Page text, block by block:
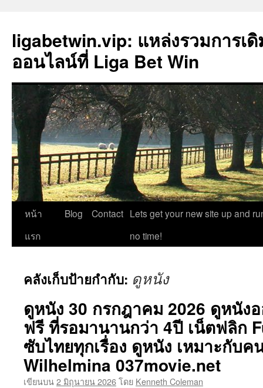
ligabetwin.vip: แหล่งรวมการเ
ออนไลน์ที่ Liga Bet Win
ข้าม
ไป
เนื้อหา
หน้า
แรก
Blog Contact Lets get your new site up and
no time!
คลังเก็บป้ายกำกับ: ดูหนัง
ดูหนัง 30 กรกฎาคม 2026 ดูหนัง
ฟรี ที่รอมานานกว่า 4ปี เน็ตฟลิก
ซับไทยทุกเรื่อง ดูหนัง เหมาะกับค
Wilhelmina 037movie.net
เขียนบน2 มิถุนายน 2026โดย Kenneth Coleman